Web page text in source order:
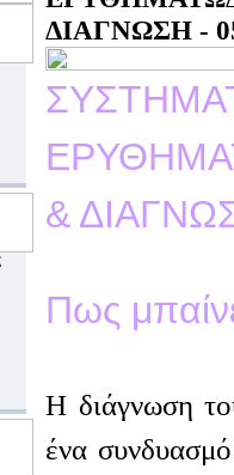
ΔΙΑΓΝΩΣΗ -
&
Πως
Η διάγνωση
ένα